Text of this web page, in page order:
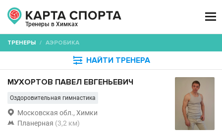
Тренеры в Химках

ТРЕНЕРЫ / АЭРОБИКА
 НАЙТИ ТРЕНЕРА
МУХОРТОВ ПАВЕЛ ЕВГЕНЬЕВИЧ
Оздоровительная гимнастика
 Московская обл., Химки
 Планерная (3,2 км)